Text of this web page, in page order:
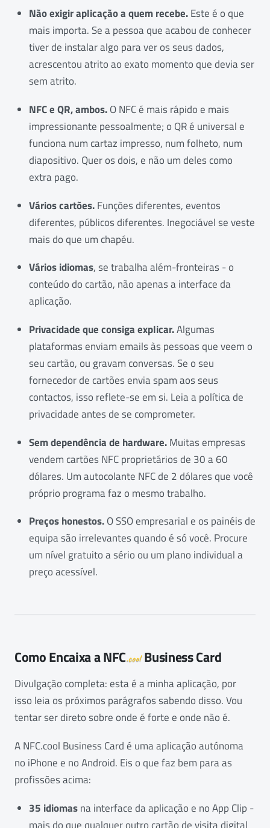
Não exigir aplicação a quem recebe.Este é o que
mais importa. Se a pessoa que acabou de conhecer
tiver de instalar algo para ver os seus dados,
acrescentou atrito ao exato momento que devia ser
sem atrito.
NFC e QR, ambos.O NFC é mais rápido e mais
impressionante pessoalmente; o QR é universal e
funciona num cartaz impresso, num folheto, num
diapositivo. Quer os dois, e não um deles como
extra pago.
Vários cartões.Funções diferentes, eventos
diferentes, públicos diferentes. Inegociável se veste
mais do que um chapéu.
Vários idiomas, se trabalha além-fronteiras - o
conteúdo do cartão, não apenas a interface da
aplicação.
Privacidade que consiga explicar.Algumas
plataformas enviam emails às pessoas que veem o
seu cartão, ou gravam conversas. Se o seu
fornecedor de cartões envia spam aos seus
contactos, isso reflete-se em si. Leia a política de
privacidade antes de se comprometer.
Sem dependência de hardware.Muitas empresas
vendem cartões NFC proprietários de 30 a 60
dólares. Um autocolante NFC de 2 dólares que você
próprio programa faz o mesmo trabalho.
Preços honestos.O SSO empresarial e os painéis de
equipa são irrelevantes quando é só você. Procure
um nível gratuito a sério ou um plano individual a
preço acessível.
Como Encaixa aNFC.coolBusiness Card
Divulgação completa: esta é a minha aplicação, por
isso leia os próximos parágrafos sabendo disso. Vou
tentar ser direto sobre onde é forte e onde não é.
A NFC.cool Business Card é uma aplicação autónoma
no iPhone e no Android. Eis o que faz bem para as
profissões acima:
35 idiomasna interface da aplicação e no App Clip -
mais do que qualquer outro cartão de visita digital